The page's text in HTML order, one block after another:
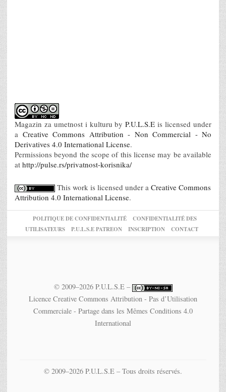
Magazin za umetnost i kulturu byP.U.L.S.E is licensed under
a Creative Commons Attribution - Non Commercial - No
Derivatives 4.0 International License.
Permissions beyond the scope of this license may be available
at http://pulse.rs/privatnost-korisnika/
This work is licensed under a Creative Commons
Attribution 4.0 International License.
POLITIQUE DE CONFIDENTIALITÉ
CONFIDENTIALITÉ DES
UTILISATEURS
P.U.L.S.E PATREON INSCRIPTION CONTACT
© 2009–2026 P.U.L.S.E –
Licence Creative Commons Attribution - Pas d’Utilisation
Commerciale - Partage dans les Mêmes Conditions 4.0
International
© 2009–2026 P.U.L.S.E – Tous droits réservés.